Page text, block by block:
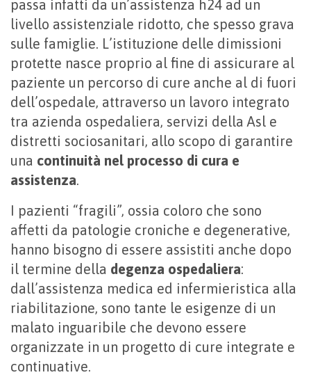
passa infatti da un’assistenza h24 ad un
livello assistenziale ridotto, che spesso grava
sulle famiglie. L’istituzione delle dimissioni
protette nasce proprio al fine di assicurare al
paziente un percorso di cure anche al di fuori
dell’ospedale, attraverso un lavoro integrato
tra azienda ospedaliera, servizi della Asl e
distretti sociosanitari, allo scopo di garantire
una continuità nel processo di cura e
assistenza.
I pazienti “fragili”, ossia coloro che sono
affetti da patologie croniche e degenerative,
hanno bisogno di essere assistiti anche dopo
il termine della degenza ospedaliera:
dall’assistenza medica ed infermieristica alla
riabilitazione, sono tante le esigenze di un
malato inguaribile che devono essere
organizzate in un progetto di cure integrate e
continuative.